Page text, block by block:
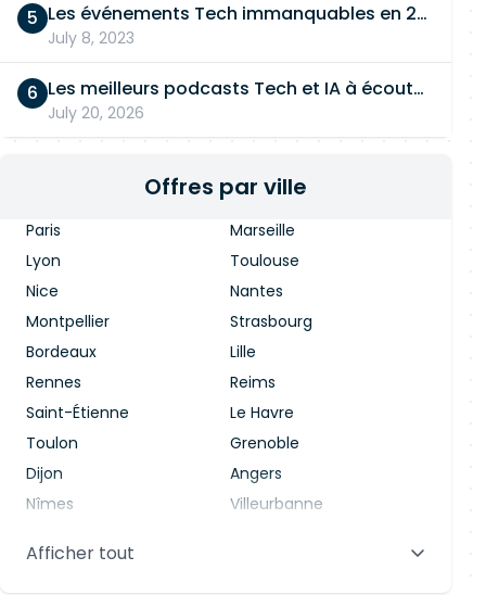
Les événements Tech immanquables en 2026
July 8, 2023
Les meilleurs podcasts Tech et IA à écouter en 2026
July 20, 2026
Offres par ville
Paris
Marseille
Lyon
Toulouse
Nice
Nantes
Montpellier
Strasbourg
Bordeaux
Lille
Rennes
Reims
Saint-Étienne
Le Havre
Toulon
Grenoble
Dijon
Angers
Nîmes
Villeurbanne
Aix-en-Provence
Afficher tout